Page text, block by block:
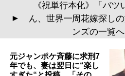
▲
《祝単行本化》「バツ
ん、世界一周花嫁探し
ンズの一覧へ
元ジャンポケ斉藤に求刑7
年でも、妻は翌日に“楽し